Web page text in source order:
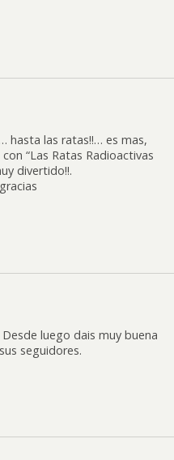
hasta las ratas!!… es mas,
“Las Ratas Radioactivas
divertido!!.
Desde luego dais muy buena
seguidores.